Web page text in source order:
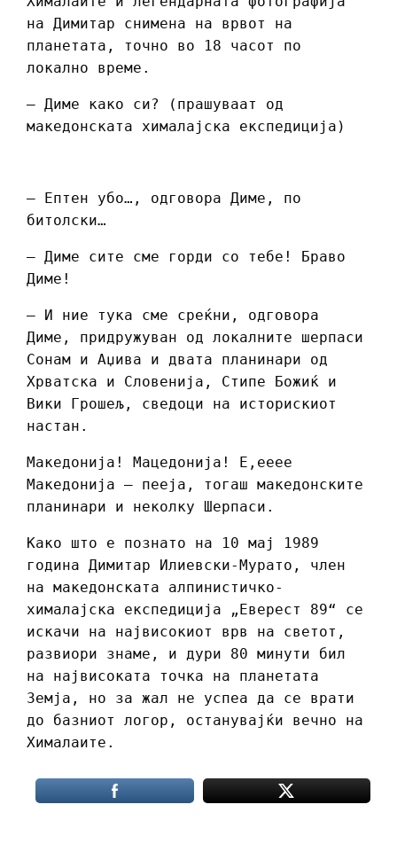
на Димитар снимена на врвот на
планетата, точно во 18 часот по
локално време.
– Диме како си? (прашуваат од
македонската хималајска експедиција)
– Ептен убо…, одговора Диме, по
битолски…
– Диме сите сме горди со тебе! Браво
Диме!
– И ние тука сме среќни, одговора
Диме, придружуван од локалните шерпаси
Сонам и Аџива и двата планинари од
Хрватска и Словенија, Стипе Божиќ и
Вики Грошељ, сведоци на историскиот
настан.
Македонија! Мацедонија! Е,ееее
Македонија – пееја, тогаш македонските
планинари и неколку Шерпаси.
Како што е познато на 10 мај 1989
година Димитар Илиевски-Мурато, член
на македонската алпинистичко-
хималајска експедиција „Еверест 89“ се
искачи на највисокиот врв на светот,
развиори знаме, и дури 80 минути бил
на највисоката точка на планетата
Земја, но за жал не успеа да се врати
до базниот логор, останувајќи вечно на
Хималаите.